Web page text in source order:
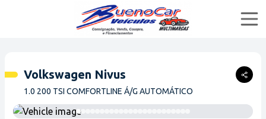
Home
Ofertas
Volkswagen Nivus
1.0 200 TSI COMFORTLINE Á/G AUTOMÁTICO